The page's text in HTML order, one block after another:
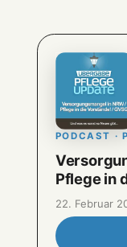
PODCAST ·
Pflege in
22. Februar